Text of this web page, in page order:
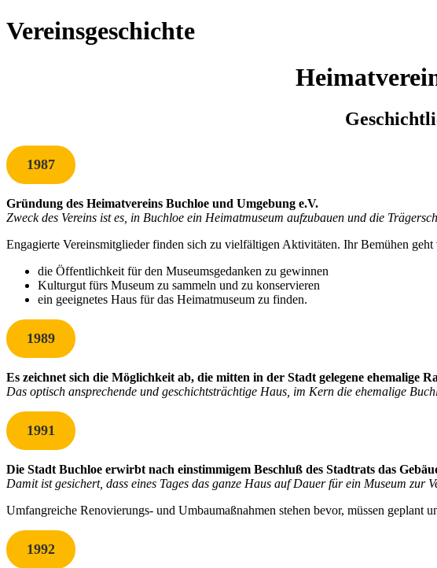
Vereinsgeschichte
1987
Gründung des Heimatvereins Buchloe und Umgebung e.V.
Zweck des Vereins ist es, in Buchloe ein Heimatmuseum aufzubauen und die
Engagierte Vereinsmitglieder finden sich zu vielfältigen Aktivitäten. Ihr Bemühen geht
die Öffentlichkeit für den Museumsgedanken zu gewinnen
Kulturgut fürs Museum zu sammeln und zu konservieren
ein geeignetes Haus für das Heimatmuseum zu finden.
1989
Es zeichnet sich die Möglichkeit ab, die mitten in der Stadt gelegene ehemalige
Das optisch ansprechende und geschichtsträchtige Haus, im Kern die ehemalige
1991
Die Stadt Buchloe erwirbt nach einstimmigem Beschluß des Stadtrats das
Damit ist gesichert, dass eines Tages das ganze Haus auf Dauer für ein Museum zur
Umfangreiche Renovierungs- und Umbaumaßnahmen stehen bevor, müssen geplant
1992